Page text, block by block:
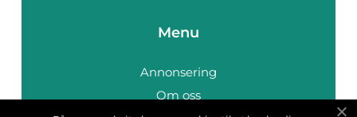
Menu
Annonsering
Om oss